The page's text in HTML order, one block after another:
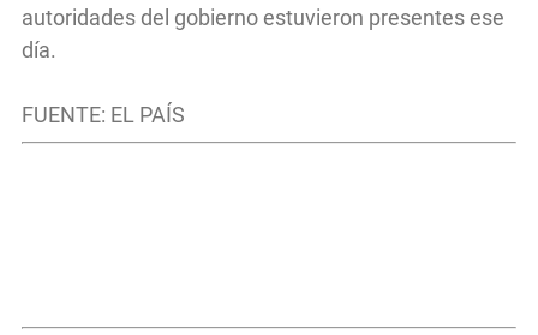
autoridades del gobierno estuvieron presentes ese
día.
FUENTE: EL PAÍS